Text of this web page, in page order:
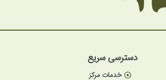
دسترسی سریع
خدمات مرکز